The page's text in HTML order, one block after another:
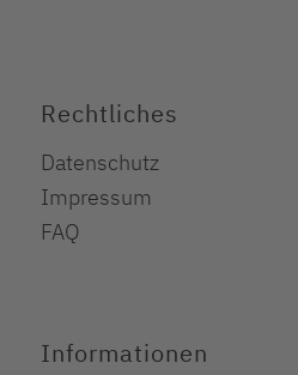
Rechtliches
Datenschutz
Impressum
FAQ
Informationen